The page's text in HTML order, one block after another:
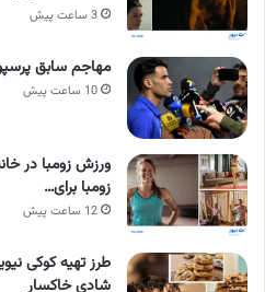
3 ساعت پیش
مهاجم سابق
10 ساعت پیش
ورزش زومبا در
زومبا برای…
12 ساعت پیش
طرز تهیه کوکی
شادی خاکسار